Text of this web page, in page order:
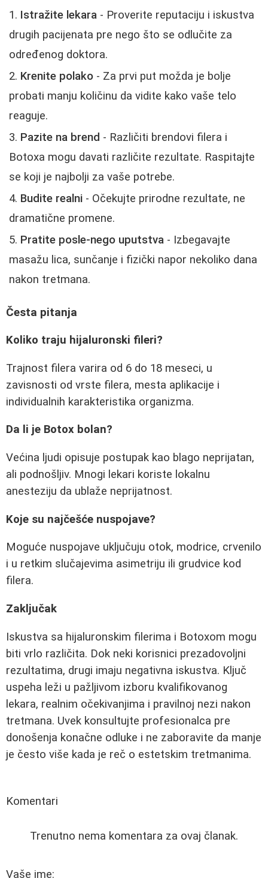
Istražite lekara - Proverite reputaciju i iskustva
drugih pacijenata pre nego što se odlučite za
određenog doktora.
Krenite polako - Za prvi put možda je bolje
probati manju količinu da vidite kako vaše telo
reaguje.
Pazite na brend - Različiti brendovi filera i
Botoxa mogu davati različite rezultate. Raspitajte
se koji je najbolji za vaše potrebe.
Budite realni - Očekujte prirodne rezultate, ne
dramatične promene.
Pratite posle-nego uputstva - Izbegavajte
masažu lica, sunčanje i fizički napor nekoliko dana
nakon tretmana.
Česta pitanja
Koliko traju hijaluronski fileri?
Trajnost filera varira od 6 do 18 meseci, u
zavisnosti od vrste filera, mesta aplikacije i
individualnih karakteristika organizma.
Da li je Botox bolan?
Većina ljudi opisuje postupak kao blago neprijatan,
ali podnošljiv. Mnogi lekari koriste lokalnu
anesteziju da ublaže neprijatnost.
Koje su najčešće nuspojave?
Moguće nuspojave uključuju otok, modrice, crvenilo
i u retkim slučajevima asimetriju ili grudvice kod
filera.
Zaključak
Iskustva sa hijaluronskim filerima i Botoxom mogu
biti vrlo različita. Dok neki korisnici prezadovoljni
rezultatima, drugi imaju negativna iskustva. Ključ
uspeha leži u pažljivom izboru kvalifikovanog
lekara, realnim očekivanjima i pravilnoj nezi nakon
tretmana. Uvek konsultujte profesionalca pre
donošenja konačne odluke i ne zaboravite da manje
je često više kada je reč o estetskim tretmanima.
Komentari
Trenutno nema komentara za ovaj članak.
Vaše ime: